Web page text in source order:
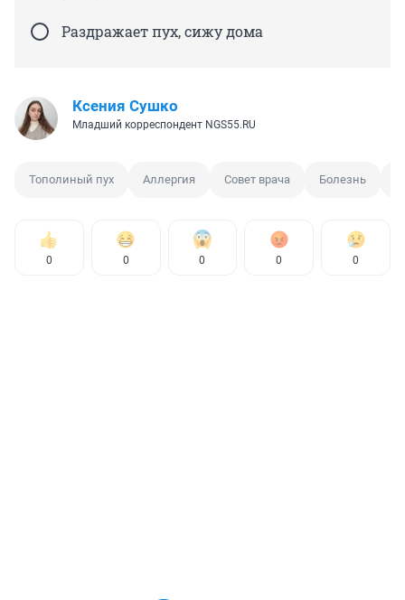
Раздражает пух, сижу дома
Ксения Сушко
Младший корреспондент NGS55.RU
Тополиный пух Аллергия Совет врача Болезнь
0 0 0 0 0